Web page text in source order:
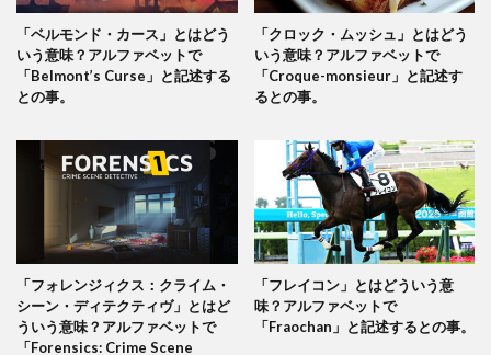
「ベルモンド・カース」とはどう
いう意味？アルファベットで
「Belmont’s Curse」と記述する
との事。
「クロック・ムッシュ」とはどう
いう意味？アルファベットで
「Croque-monsieur」と記述す
るとの事。
「フォレンジィクス：クライム・
シーン・ディテクティヴ」とはど
ういう意味？アルファベットで
「Forensics: Crime Scene
「フレイコン」とはどういう意
味？アルファベットで
「Fraochan」と記述するとの事。